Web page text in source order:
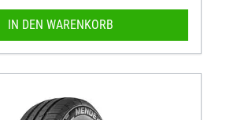
IN DEN WARENKORB